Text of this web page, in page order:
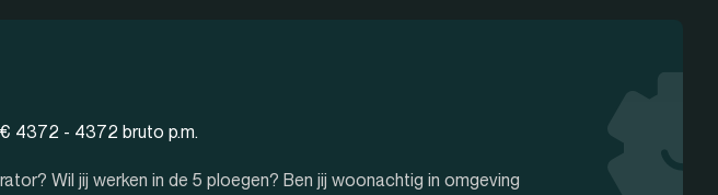
€ 4372 - 4372 bruto p.m.
Wil jij werken in de 5 ploegen? Ben jij woonachtig in omgeving